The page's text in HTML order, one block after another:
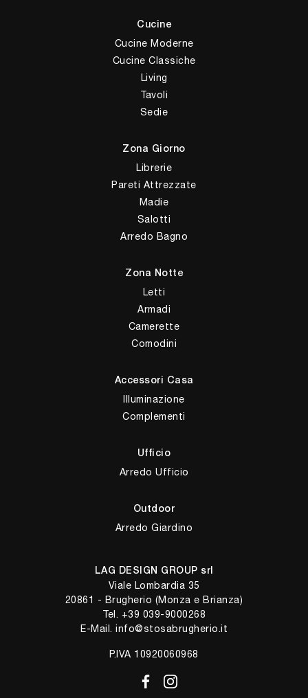
Cucine
Cucine Moderne
Cucine Classiche
Living
Tavoli
Sedie
Zona Giorno
Librerie
Pareti Attrezzate
Madie
Salotti
Arredo Bagno
Zona Notte
Letti
Armadi
Camerette
Comodini
Accessori Casa
Illuminazione
Complementi
Ufficio
Arredo Ufficio
Outdoor
Arredo Giardino
LAG DESIGN GROUP srl
Viale Lombardia 35
20861 - Brugherio (Monza e Brianza)
Tel. +39 039-9000268
E-Mail. info@stosabrugherio.it
P.IVA 10920060968